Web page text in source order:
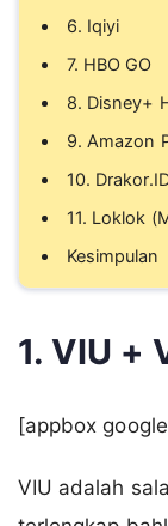
6. Iqiyi
7. HBO GO
8. Disney+
9. Amazon
10.
11. Loklok
Kesimpulan
1. VIU +
[appbox
VIU adalah